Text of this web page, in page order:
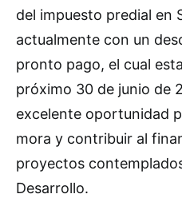
del impuesto predial en
actualmente con un
pronto pago, el cual
próximo 30 de junio de
excelente oportunidad
mora y contribuir al
proyectos
Desarrollo.